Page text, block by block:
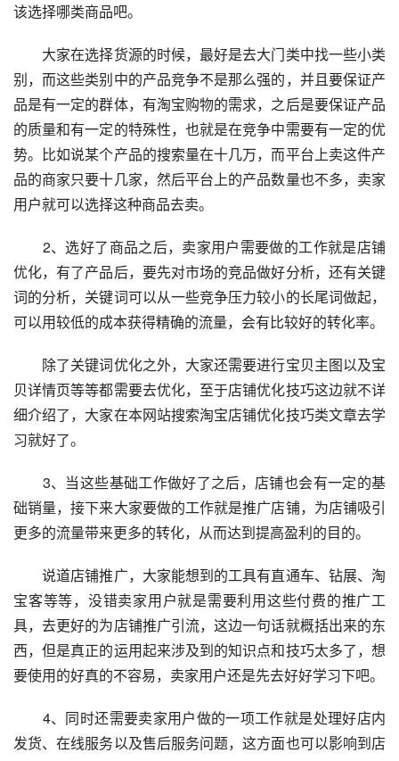
该选择哪类商品吧。
大家在选择货源的时候，最好是去大门类中找一些小类
别，而这些类别中的产品竞争不是那么强的，并且要保证产
品是有一定的群体，有淘宝购物的需求，之后是要保证产品
的质量和有一定的特殊性，也就是在竞争中需要有一定的优
势。比如说某个产品的搜索量在十几万，而平台上卖这件产
品的商家只要十几家，然后平台上的产品数量也不多，卖家
用户就可以选择这种商品去卖。
2、选好了商品之后，卖家用户需要做的工作就是店铺
优化，有了产品后，要先对市场的竞品做好分析，还有关键
词的分析，关键词可以从一些竞争压力较小的长尾词做起，
可以用较低的成本获得精确的流量，会有比较好的转化率。
除了关键词优化之外，大家还需要进行宝贝主图以及宝
贝详情页等等都需要去优化，至于店铺优化技巧这边就不详
细介绍了，大家在本网站搜索淘宝店铺优化技巧类文章去学
习就好了。
3、当这些基础工作做好了之后，店铺也会有一定的基
础销量，接下来大家要做的工作就是推广店铺，为店铺吸引
更多的流量带来更多的转化，从而达到提高盈利的目的。
说道店铺推广，大家能想到的工具有直通车、钻展、淘
宝客等等，没错卖家用户就是需要利用这些付费的推广工
具，去更好的为店铺推广引流，这边一句话就概括出来的东
西，但是真正的运用起来涉及到的知识点和技巧太多了，想
要使用的好真的不容易，卖家用户还是先去好好学习下吧。
4、同时还需要卖家用户做的一项工作就是处理好店内
发货、在线服务以及售后服务问题，这方面也可以影响到店